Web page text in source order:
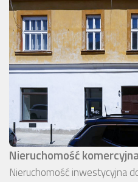
Nieruchomość
Nieruchomość inwestycyjna